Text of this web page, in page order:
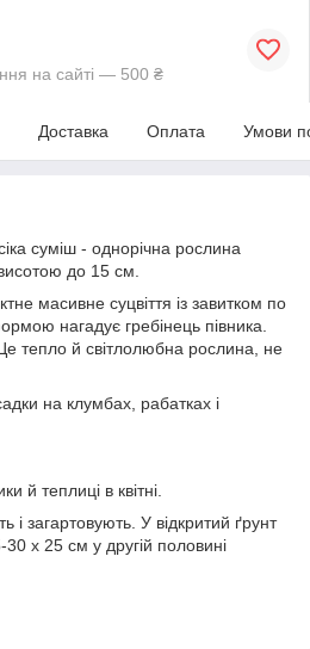
на сайті — 500 ₴
Доставка Оплата Умови
суміш - однорічна рослина
до 15 см.
масивне суцвіття із завитком по
нагадує гребінець півника.
тепло й світлолюбна рослина, не
на клумбах, рабатках і
й теплиці в квітні.
і загартовують. У відкритий ґрунт
х 25 см у другій половині